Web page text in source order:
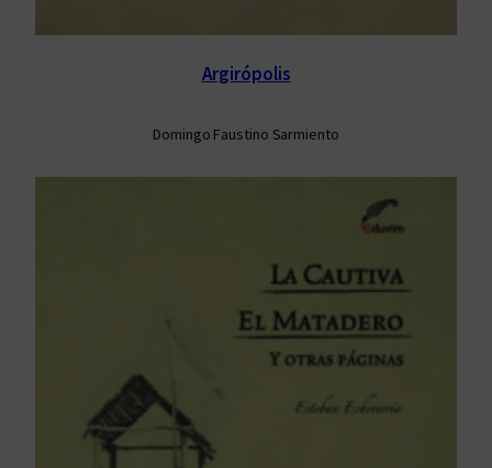
Argirópolis
Domingo Faustino Sarmiento